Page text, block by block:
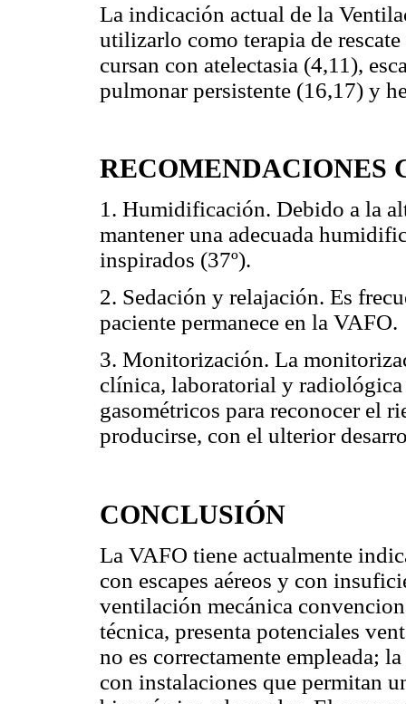
La indicación actual de la
utilizarlo como terapia de
cursan con atelectasia (4,11),
pulmonar persistente (16,17) y
RECOMENDACIONES
1. Humidificación. Debido a la
mantener una adecuada
inspirados (37º).
2. Sedación y relajación. Es
paciente permanece en la VAFO.
3. Monitorización. La
clínica, laboratorial y
gasométricos para reconocer el
producirse, con el ulterior
CONCLUSIÓN
La VAFO tiene actualmente
con escapes aéreos y con
ventilación mecánica
técnica, presenta potenciales
no es correctamente empleada;
con instalaciones que permitan